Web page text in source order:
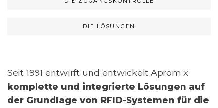
DIE LÖSUNGEN
Seit 1991 entwirft und entwickelt Apromix
komplette und integrierte Lösungen auf
der Grundlage von RFID-Systemen für die